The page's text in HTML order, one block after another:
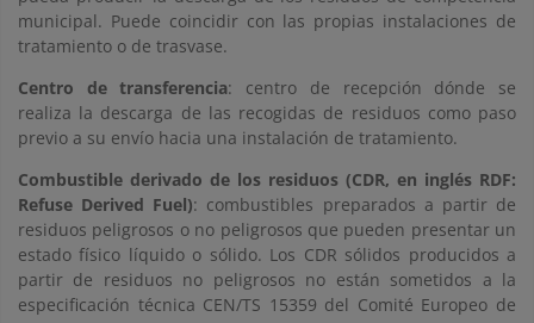
municipal. Puede coincidir con las propias instalaciones de
tratamiento o de trasvase.
Centro de transferencia: centro de recepción dónde se
realiza la descarga de las recogidas de residuos como paso
previo a su envío hacia una instalación de tratamiento.
Combustible derivado de los residuos (CDR, en inglés RDF:
Refuse Derived Fuel): combustibles preparados a partir de
residuos peligrosos o no peligrosos que pueden presentar un
estado físico líquido o sólido. Los CDR sólidos producidos a
partir de residuos no peligrosos no están sometidos a la
especificación técnica CEN/TS 15359 del Comité Europeo de